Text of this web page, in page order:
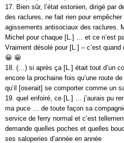
17. Bien sûr, l’état estonien, dirigé par
des raclures, ne fait rien pour
agissements antisociaux des raclures.
Michel pour chaque [L.] … et ce n’est
Vraiment désolé pour [L.] – c’est
😀 😀
18. (…) si après ça [L.] était tout d’un
encore la prochaine fois qu’une route
qu’il [oserait] se comporter comme un
19. quel enfoiré, ce [L.] … j’aurais pu
ma puce … de toute façon sa
service de ferry normal et c’est
demande quelles poches et quelles
ses saloperies d’année en année